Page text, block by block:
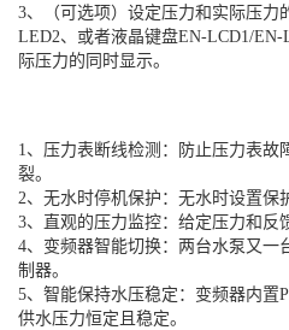
3、（可选项）设定压力和实际压力
LED2、或者液晶键盘EN-LCD1/
际压力的同时显示。
1、压力表断线检测：防止压力表故
裂。
2、无水时停机保护：无水时设置保
3、直观的压力监控：给定压力和反
4、变频器智能切换：两台水泵又一
制器。
5、智能保持水压稳定：变频器内置
供水压力恒定且稳定。